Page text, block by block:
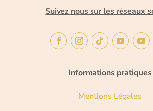
Suivez nous sur les réseaux
Informations pratiques
Mentions Légales